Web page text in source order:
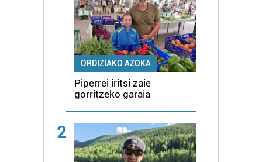
ORDIZIAKO AZOKA
Piperrei iritsi zaie
gorritzeko garaia
2